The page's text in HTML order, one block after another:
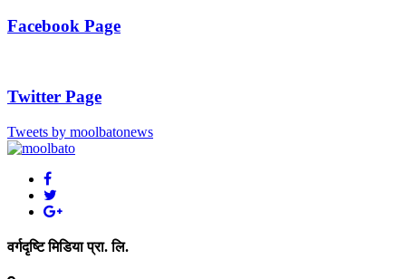
Facebook Page
Twitter Page
Tweets by moolbatonews
वर्गदृष्टि मिडिया प्रा. लि.